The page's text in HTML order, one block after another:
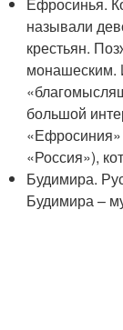
называли
крестьян.
монашеским.
большой
«Ефросиния»
«Россия»),
Будимира.
Будимира –